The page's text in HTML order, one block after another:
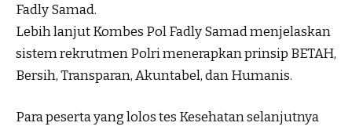
Fadly Samad.
Lebih lanjut Kombes Pol Fadly Samad menjelaskan
sistem rekrutmen Polri menerapkan prinsip BETAH,
Bersih, Transparan, Akuntabel, dan Humanis.
Para peserta yang lolos tes Kesehatan selanjutnya